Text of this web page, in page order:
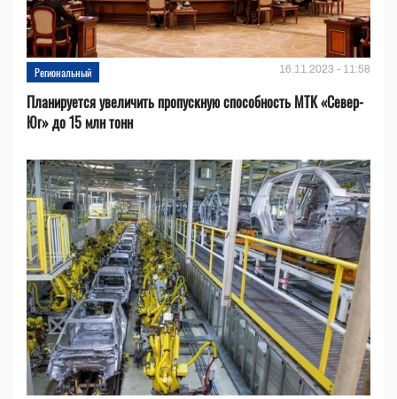
Региональный 16.11.2023 - 11:58
Планируется увеличить пропускную способность МТК «Север-
Юг» до 15 млн тонн